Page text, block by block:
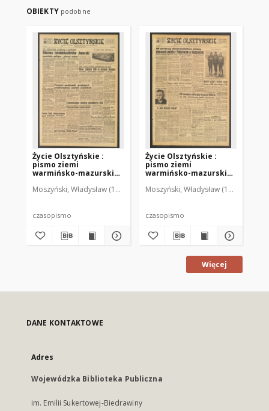
OBIEKTY podobne
Życie Olsztyńskie :
pismo ziemi
warmińsko-mazurskiej,
Moszyński, Władysław (1922-2001). Red. Mroczkowski, Włodzimierz
czasopismo
Życie Olsztyńskie :
pismo ziemi
warmińsko-mazurskiej,
Moszyński, Władysław (1922-2001).
czasopismo
Więcej
DANE KONTAKTOWE
Adres
Wojewódzka Biblioteka Publiczna
im. Emilii Sukertowej-Biedrawiny